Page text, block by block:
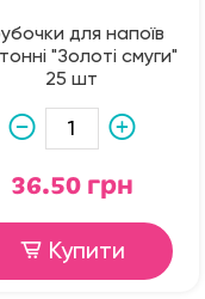
для напоїв
"Золоті смуги"
25 шт
36.50 грн
Купити